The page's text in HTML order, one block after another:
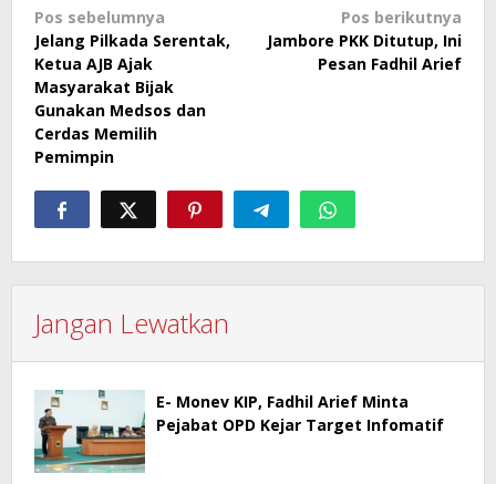
Navigasi
pos
Pos sebelumnya
Jelang Pilkada Serentak,
Ketua AJB Ajak
Masyarakat Bijak
Gunakan Medsos dan
Cerdas Memilih
Pemimpin
Pos berikutnya
Jambore PKK Ditutup, Ini
Pesan Fadhil Arief
Jangan Lewatkan
E- Monev KIP, Fadhil Arief Minta
Pejabat OPD Kejar Target Infomatif